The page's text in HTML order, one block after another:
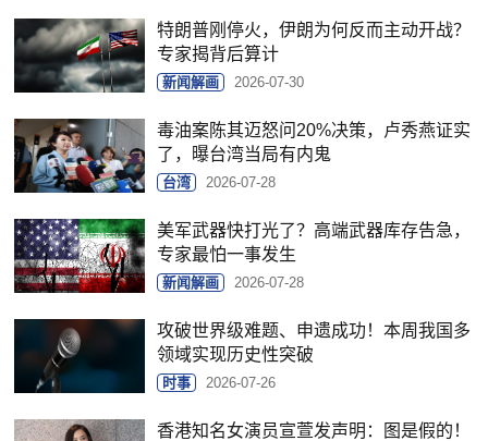
特朗普刚停火，伊朗为何反而主动开战？
专家揭背后算计
新闻解画 2026-07-30
毒油案陈其迈怒问20%决策，卢秀燕证实
了，曝台湾当局有内鬼
台湾 2026-07-28
美军武器快打光了？高端武器库存告急，
专家最怕一事发生
新闻解画 2026-07-28
攻破世界级难题、申遗成功！本周我国多
领域实现历史性突破
时事 2026-07-26
香港知名女演员宣萱发声明：图是假的！